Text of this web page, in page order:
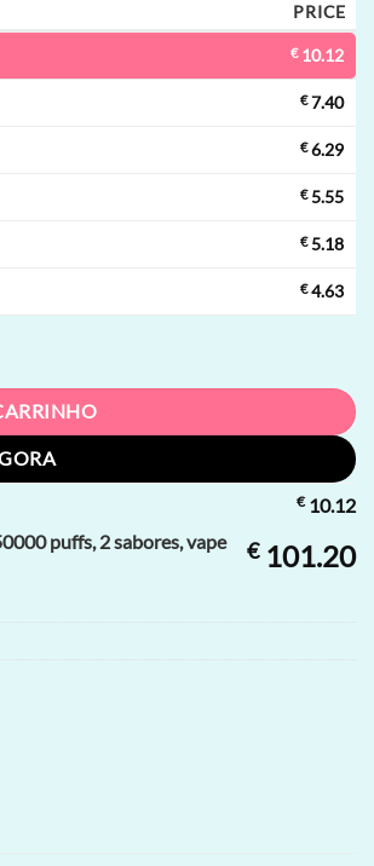
PRICE
€10.12
€7.40
€6.29
€5.55
€5.18
€4.63
2 sabores, vape descartável por atacado
€10.12
puffs, 2 sabores, vape
€101.20